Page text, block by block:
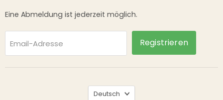
Eine Abmeldung ist jederzeit möglich.
Email-Adresse Registrieren
Sprache
Deutsch